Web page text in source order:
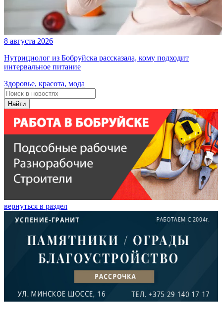
8 августа 2026
Нутрициолог из Бобруйска рассказала, кому подходит
интервальное питание
Здоровье, красота, мода
Найти
вернуться в раздел